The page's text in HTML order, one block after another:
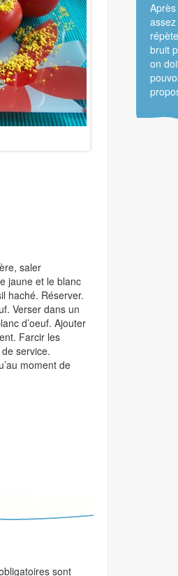
saler
jaune et le blanc
haché. Réserver.
Verser dans un
d’oeuf. Ajouter
Farcir les
service.
moment de
sont
bruit
on